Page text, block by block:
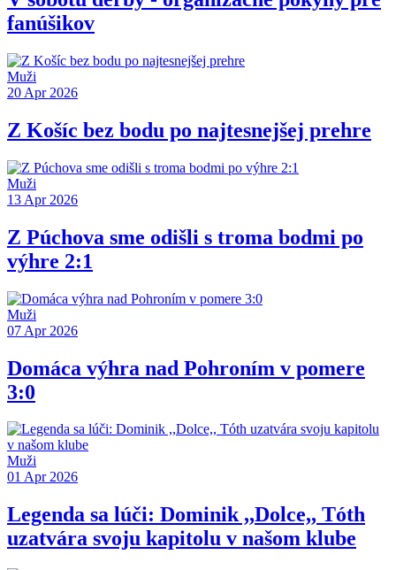
fanúšikov
Muži
20 Apr 2026
Z Košíc bez bodu po najtesnejšej prehre
Muži
13 Apr 2026
Z Púchova sme odišli s troma bodmi po
výhre 2:1
Muži
07 Apr 2026
Domáca výhra nad Pohroním v pomere
3:0
Muži
01 Apr 2026
Legenda sa lúči: Dominik ,,Dolce,, Tóth
uzatvára svoju kapitolu v našom klube